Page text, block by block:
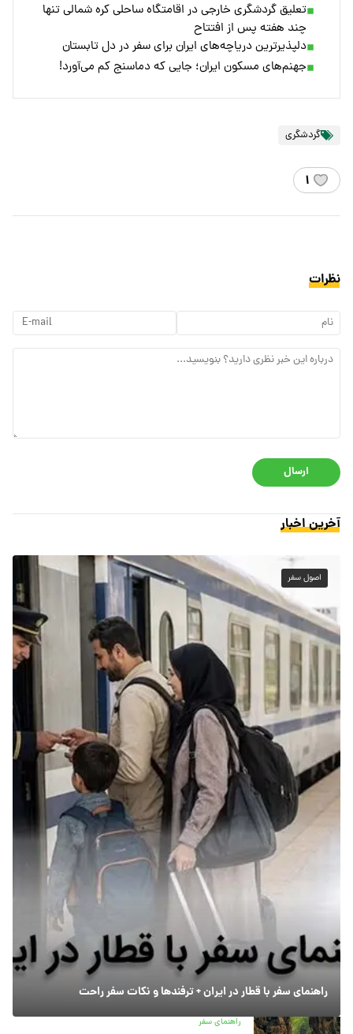
تعلیق گردشگری خارجی در اقامتگاه ساحلی کره شمالی تنها
چند هفته پس از افتتاح
دلپذیرترین دریاچه‌های ایران برای سفر در دل تابستان
جهنم‌های مسکون ایران؛ جایی که دماسنج کم می‌آورد!
گردشگری
۱
نظرات
ارسال
آخرین اخبار
اصول سفر
راهنمای سفر با قطار در ایران + ترفندها و نکات سفر راحت
راهنمای سفر